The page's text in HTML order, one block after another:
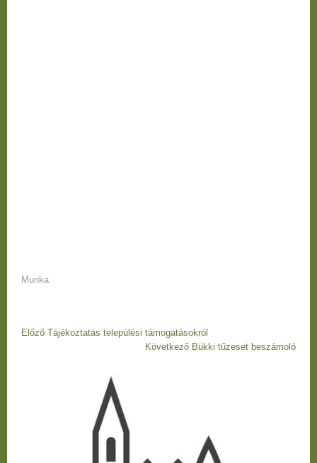
Munka
Bejegyzés
Előző Előző
Tájékoztatás települési támogatásokról
Következő Következő
Bükki tűzeset beszámoló